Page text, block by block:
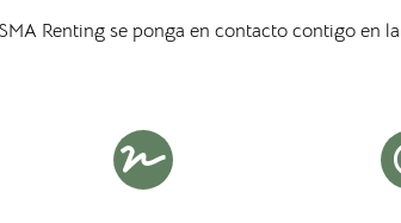
Renting se ponga en contacto contigo en